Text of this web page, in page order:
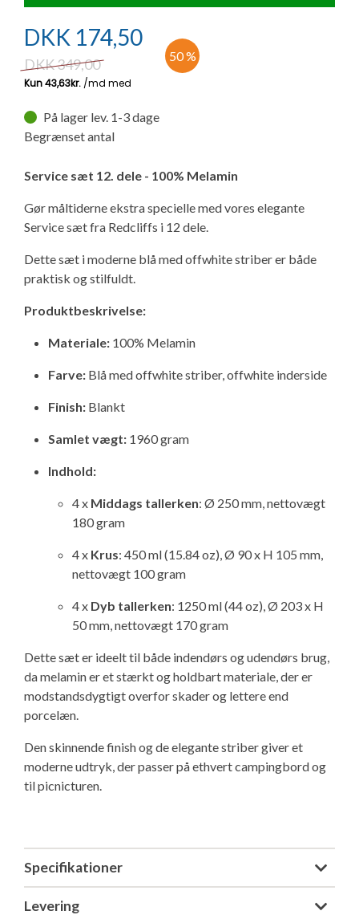
Adria Astella
Next
Hobby Prestige
Hobby Maxia
Ny campingvogn - godt at vide
Lille campingvogn
Forsikring af campingvogn
Vil du sælge din campingvogn?
Isabella fortelte
Isabella weekend- og vinterfortelte
Isabella Opstillingsvejledninger
Adria Coral
Adria Compact
Internet i campingvognen
Aircondition og klimaanlæg
E-trailer kontrol- og sikkerhedsapp
GPS tracker til autocamper og campingvogn
GRØN Virksomhed
Tuxer måleskemaer
Sikker handel
Klagemuligheder
Konkurrenceregler
Handelsbetingelser - webshop
Cookie & Privatlivspolitik
Persondata
GPDR - KG Camping Kundeklub
DKK 174,50
DKK349,00 50 %
På lager lev. 1-3 dage
Begrænset antal
Service sæt 12. dele - 100% Melamin
Gør måltiderne ekstra specielle med vores elegante
Service sæt fra Redcliffs i 12 dele.
Dette sæt i moderne blå med offwhite striber er både
praktisk og stilfuldt.
Produktbeskrivelse:
Materiale: 100% Melamin
Farve: Blå med offwhite striber, offwhite inderside
Finish: Blankt
Samlet vægt: 1960 gram
Indhold:
4 x Middags tallerken: Ø 250 mm, nettovægt
180 gram
4 x Krus: 450 ml (15.84 oz), Ø 90 x H 105 mm,
nettovægt 100 gram
4 x Dyb tallerken: 1250 ml (44 oz), Ø 203 x H
50 mm, nettovægt 170 gram
Dette sæt er ideelt til både indendørs og udendørs brug,
da melamin er et stærkt og holdbart materiale, der er
modstandsdygtigt overfor skader og lettere end
porcelæn.
Den skinnende finish og de elegante striber giver et
moderne udtryk, der passer på ethvert campingbord og
til picnicturen.
Specifikationer
Levering